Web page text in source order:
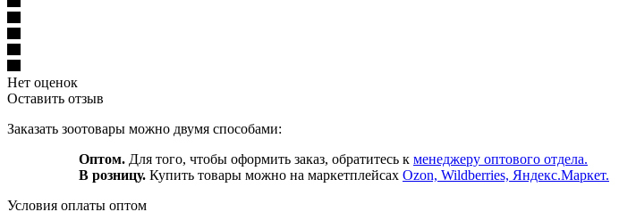
Нет оценок
Оставить отзыв
Заказать зоотовары можно двумя способами:
Оптом. Для того, чтобы оформить заказ, обратитесь к менеджеру оптового отдела.
В розницу. Купить товары можно на маркетплейсах Ozon, Wildberries, Яндекс.Маркет.
Условия оплаты оптом